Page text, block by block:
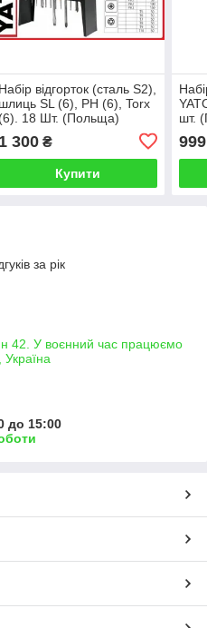
Набір відгорток (сталь S2),
шлиць SL (6), PH (6), Torx
(6). 18 Шт. (Польща)
1 300₴
Купити
шт.
999
за рік
42. У воєнний час працюємо
до 15:00